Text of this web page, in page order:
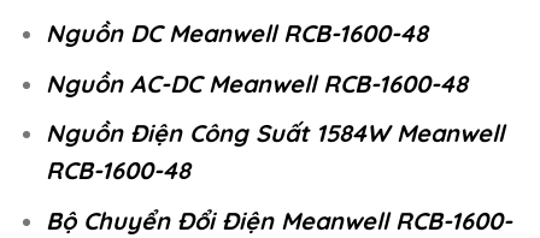
Nguồn DC Meanwell RCB-1600-48
Nguồn AC-DC Meanwell RCB-1600-48
Nguồn Điện Công Suất 1584W Meanwell
RCB-1600-48
Bộ Chuyển Đổi Điện Meanwell RCB-1600-